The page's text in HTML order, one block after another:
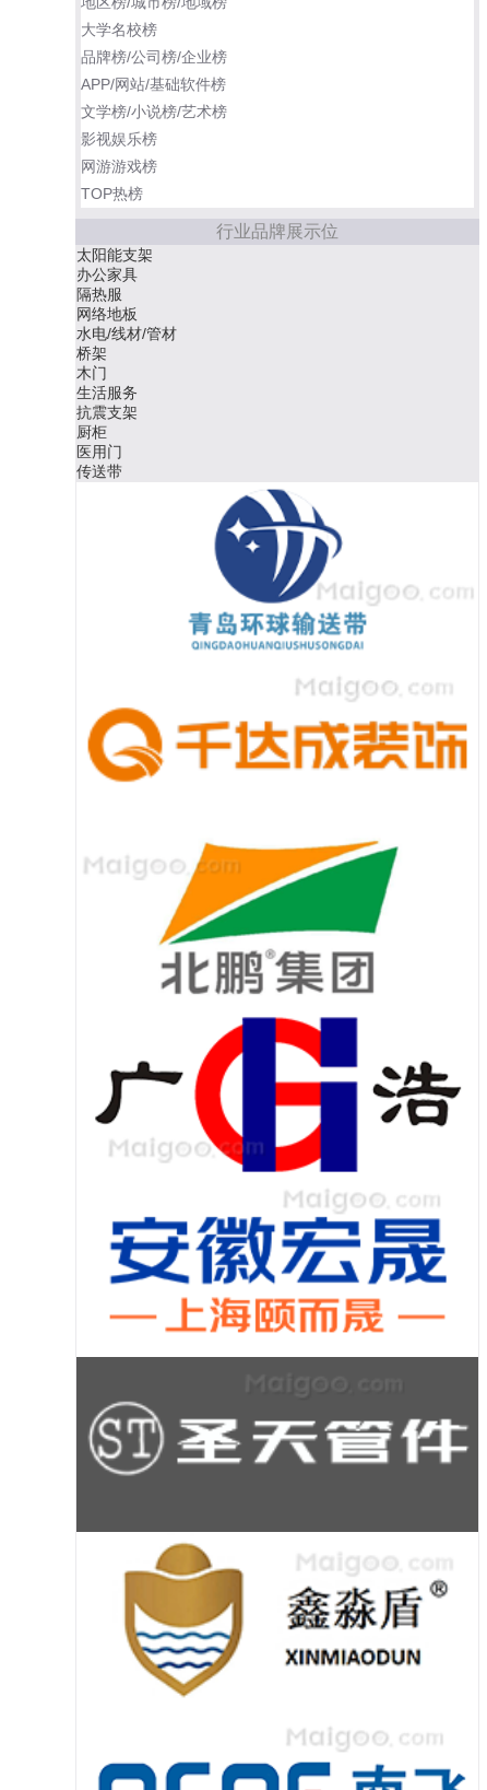
大学名校榜
品牌榜/公司榜/企业榜
APP/网站/基础软件榜
文学榜/小说榜/艺术榜
影视娱乐榜
网游游戏榜
TOP热榜
行业品牌展示位
太阳能支架
办公家具
隔热服
网络地板
水电/线材/管材
桥架
木门
生活服务
抗震支架
厨柜
医用门
传送带